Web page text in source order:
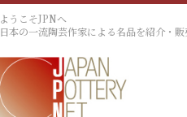
ようこそJPNへ
日本の一流陶芸作家による名品を紹介・販